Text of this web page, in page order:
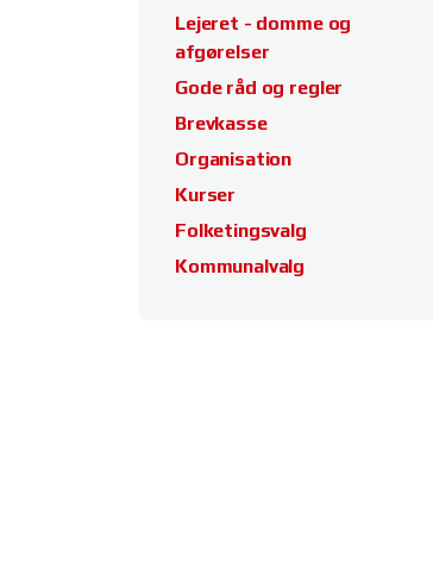
Lejeret - domme og
afgørelser
Gode råd og regler
Brevkasse
Organisation
Kurser
Folketingsvalg
Kommunalvalg